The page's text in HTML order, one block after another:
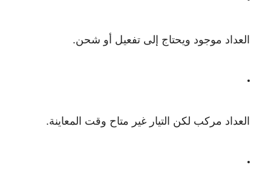
العداد موجود ويحتاج إلى تفعيل أو شحن.
العداد مركب لكن التيار غير متاح وقت المعاينة.